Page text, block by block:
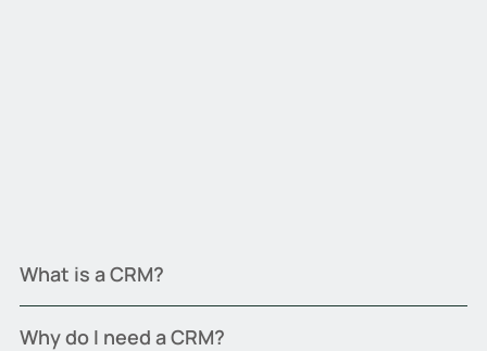
What is a CRM?
Why do I need a CRM?